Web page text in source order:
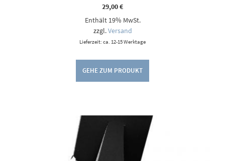
29,00€
Enthält 19% MwSt.
zzgl.Versand
Lieferzeit: ca. 12-15 Werktage
GEHE ZUM PRODUKT